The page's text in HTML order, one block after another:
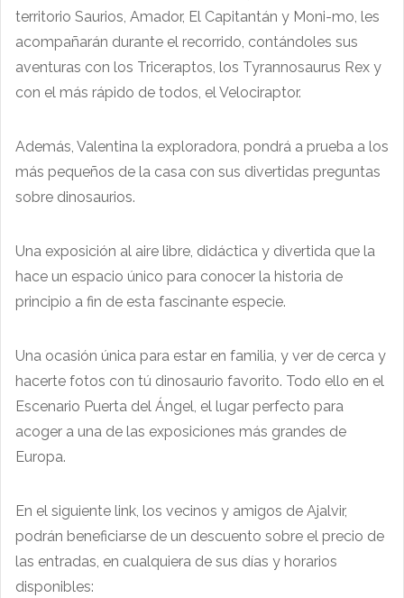
territorio Saurios, Amador, El Capitantán y Moni-mo, les
acompañarán durante el recorrido, contándoles sus
aventuras con los Triceraptos, los Tyrannosaurus Rex y
con el más rápido de todos, el Velociraptor.
Además, Valentina la exploradora, pondrá a prueba a los
más pequeños de la casa con sus divertidas preguntas
sobre dinosaurios.
Una exposición al aire libre, didáctica y divertida que la
hace un espacio único para conocer la historia de
principio a fin de esta fascinante especie.
Una ocasión única para estar en familia, y ver de cerca y
hacerte fotos con tú dinosaurio favorito. Todo ello en el
Escenario Puerta del Ángel, el lugar perfecto para
acoger a una de las exposiciones más grandes de
Europa.
En el siguiente link, los vecinos y amigos de Ajalvir,
podrán beneficiarse de un descuento sobre el precio de
las entradas, en cualquiera de sus días y horarios
disponibles: